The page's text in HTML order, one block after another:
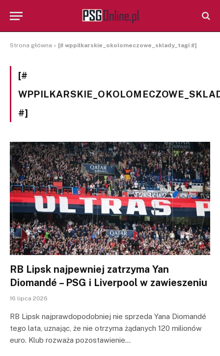
Strona główna » [# wppilkarskie_okolomeczowe_sklady_tagi #]
[#
#]
RB Lipsk najpewniej zatrzyma Yan
Diomandé – PSG i Liverpool w zawieszeniu
16 lipca 2026
RB Lipsk najprawdopodobniej nie sprzeda Yana Diomandé
tego lata, uznając, że nie otrzyma żądanych 120 milionów
euro. Klub rozważa pozostawienie…